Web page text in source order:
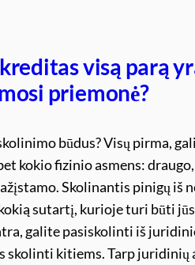
visą parą
priemonė?
būdus? Visų pirma,
kokio fizinio asmens:
Skolinantis pinigų iš
sutartį, kurioje turi būti
galite pasiskolinti iš
skolinti kitiems. Tarp juridinių